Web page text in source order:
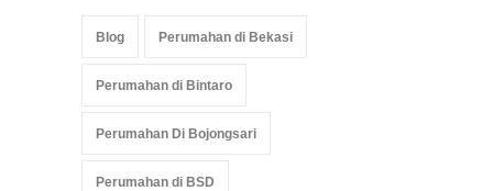
Blog Perumahan di Bekasi
Perumahan di Bintaro
Perumahan Di Bojongsari
Perumahan di BSD